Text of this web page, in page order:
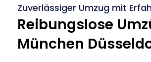
Zuverlässiger Umzug mit
Reibungslose
München